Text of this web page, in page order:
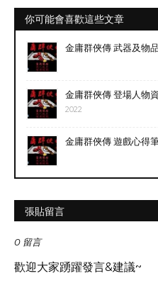
你可能會喜歡這些文章
金庸群俠傳 武器及物
金庸群俠傳 登場人物
2022
金庸群俠傳 遊戲心得
張貼留言
0 留言
歡迎大家踴躍發言&建議~